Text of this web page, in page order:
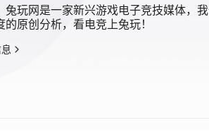
兔玩网是一家新兴游戏电子竞技媒体，
的原创分析，看电竞上兔玩！